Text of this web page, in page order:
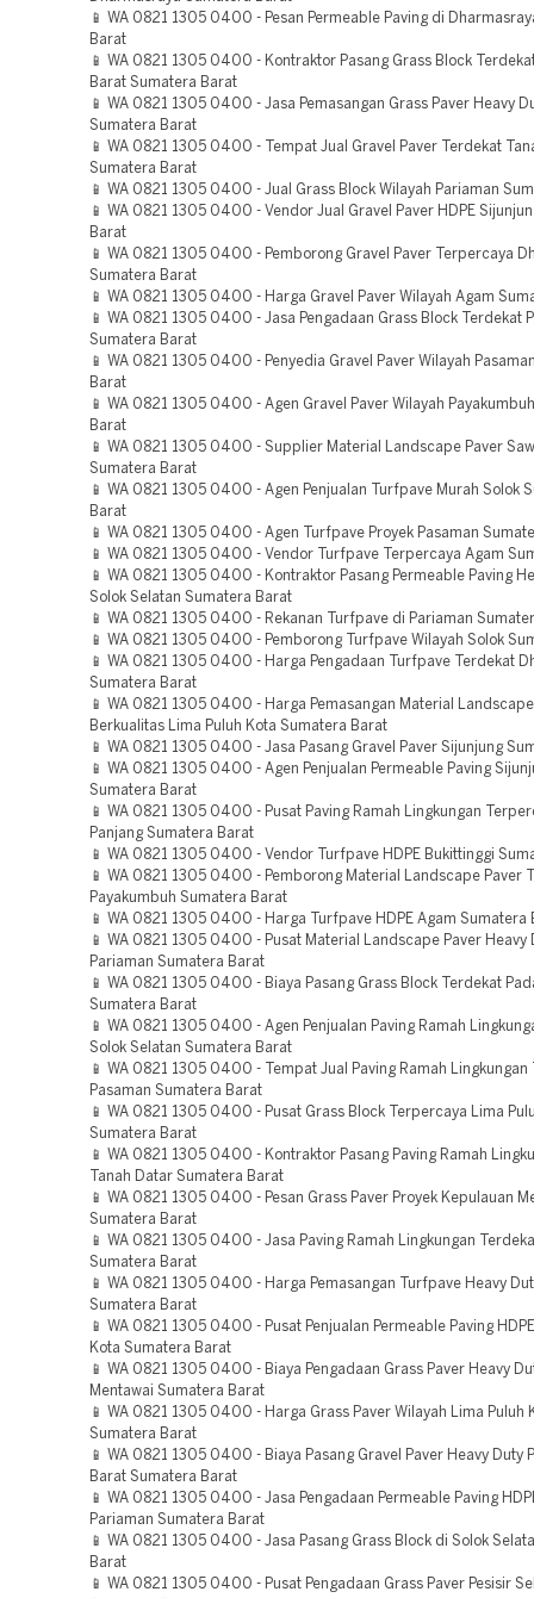
📱 WA 0821 1305 0400 - Pesan Permeable Paving di
Barat
📱 WA 0821 1305 0400 - Kontraktor Pasang Grass Block
Barat Sumatera Barat
📱 WA 0821 1305 0400 - Jasa Pemasangan Grass Paver Heavy
Sumatera Barat
📱 WA 0821 1305 0400 - Tempat Jual Gravel Paver Terdekat
Sumatera Barat
📱 WA 0821 1305 0400 - Jual Grass Block Wilayah Pariaman
📱 WA 0821 1305 0400 - Vendor Jual Gravel Paver HDPE
Barat
📱 WA 0821 1305 0400 - Pemborong Gravel Paver Terpercaya
Sumatera Barat
📱 WA 0821 1305 0400 - Harga Gravel Paver Wilayah Agam
📱 WA 0821 1305 0400 - Jasa Pengadaan Grass Block Terdekat
Sumatera Barat
📱 WA 0821 1305 0400 - Penyedia Gravel Paver Wilayah
Barat
📱 WA 0821 1305 0400 - Agen Gravel Paver Wilayah
Barat
📱 WA 0821 1305 0400 - Supplier Material Landscape Paver
Sumatera Barat
📱 WA 0821 1305 0400 - Agen Penjualan Turfpave Murah Solok
Barat
📱 WA 0821 1305 0400 - Agen Turfpave Proyek Pasaman
📱 WA 0821 1305 0400 - Vendor Turfpave Terpercaya Agam
📱 WA 0821 1305 0400 - Kontraktor Pasang Permeable Paving
Solok Selatan Sumatera Barat
📱 WA 0821 1305 0400 - Rekanan Turfpave di Pariaman
📱 WA 0821 1305 0400 - Pemborong Turfpave Wilayah Solok
📱 WA 0821 1305 0400 - Harga Pengadaan Turfpave Terdekat
Sumatera Barat
📱 WA 0821 1305 0400 - Harga Pemasangan Material
Berkualitas Lima Puluh Kota Sumatera Barat
📱 WA 0821 1305 0400 - Jasa Pasang Gravel Paver Sijunjung
📱 WA 0821 1305 0400 - Agen Penjualan Permeable Paving
Sumatera Barat
📱 WA 0821 1305 0400 - Pusat Paving Ramah Lingkungan
Panjang Sumatera Barat
📱 WA 0821 1305 0400 - Vendor Turfpave HDPE Bukittinggi
📱 WA 0821 1305 0400 - Pemborong Material Landscape Paver
Payakumbuh Sumatera Barat
📱 WA 0821 1305 0400 - Harga Turfpave HDPE Agam Sumatera
📱 WA 0821 1305 0400 - Pusat Material Landscape Paver Heavy
Pariaman Sumatera Barat
📱 WA 0821 1305 0400 - Biaya Pasang Grass Block Terdekat
Sumatera Barat
📱 WA 0821 1305 0400 - Agen Penjualan Paving Ramah
Solok Selatan Sumatera Barat
📱 WA 0821 1305 0400 - Tempat Jual Paving Ramah Lingkungan
Pasaman Sumatera Barat
📱 WA 0821 1305 0400 - Pusat Grass Block Terpercaya Lima
Sumatera Barat
📱 WA 0821 1305 0400 - Kontraktor Pasang Paving Ramah
Tanah Datar Sumatera Barat
📱 WA 0821 1305 0400 - Pesan Grass Paver Proyek Kepulauan
Sumatera Barat
📱 WA 0821 1305 0400 - Jasa Paving Ramah Lingkungan
Sumatera Barat
📱 WA 0821 1305 0400 - Harga Pemasangan Turfpave Heavy
Sumatera Barat
📱 WA 0821 1305 0400 - Pusat Penjualan Permeable Paving
Kota Sumatera Barat
📱 WA 0821 1305 0400 - Biaya Pengadaan Grass Paver Heavy
Mentawai Sumatera Barat
📱 WA 0821 1305 0400 - Harga Grass Paver Wilayah Lima Puluh
Sumatera Barat
📱 WA 0821 1305 0400 - Biaya Pasang Gravel Paver Heavy Duty
Barat Sumatera Barat
📱 WA 0821 1305 0400 - Jasa Pengadaan Permeable Paving
Pariaman Sumatera Barat
📱 WA 0821 1305 0400 - Jasa Pasang Grass Block di Solok
Barat
📱 WA 0821 1305 0400 - Pusat Pengadaan Grass Paver Pesisir